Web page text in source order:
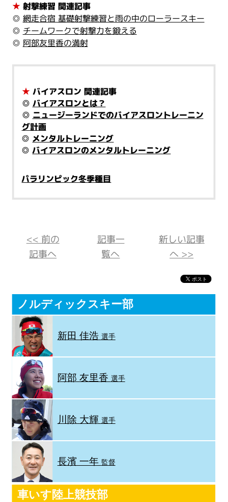
★ 射撃練習 関連記事
◎ 網走合宿 基礎射撃練習と雨の中のローラースキー
◎ チームワークで射撃力を鍛える
◎ 阿部友里香の満射
★ バイアスロン 関連記事
◎ バイアスロンとは？
◎ ニュージーランドでのバイアスロントレーニン
グ計画
◎ メンタルトレーニング
◎バイアスロンのメンタルトレーニング
パラリンピック冬季種目
<< 前の
記事へ
記事一
覧へ
新しい記事
へ >>
ノルディックスキー部
新田 佳浩 選手
阿部 友里香 選手
川除 大輝 選手
長濱 一年 監督
車いす陸上競技部